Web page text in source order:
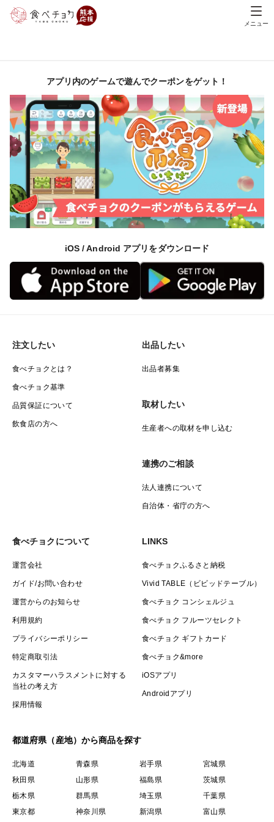
メニュー
アプリ内のゲームで遊んでクーポンをゲット！
iOS / Android アプリをダウンロード
注文したい
食べチョクとは？
食べチョク基準
品質保証について
飲食店の方へ
出品したい
出品者募集
取材したい
生産者への取材を申し込む
連携のご相談
法人連携について
自治体・省庁の方へ
食べチョクについて
運営会社
ガイド/お問い合わせ
運営からのお知らせ
利用規約
プライバシーポリシー
特定商取引法
カスタマーハラスメントに対する
当社の考え方
採用情報
LINKS
食べチョクふるさと納税
Vivid TABLE（ビビッドテーブル）
食べチョク コンシェルジュ
食べチョク フルーツセレクト
食べチョク ギフトカード
食べチョク&more
iOSアプリ
Androidアプリ
都道府県（産地）から商品を探す
北海道 青森県 岩手県
宮城県
秋田県
山形県 福島県
茨城県
栃木県
群馬県 埼玉県
千葉県
東京都
神奈川県 新潟県 富山県